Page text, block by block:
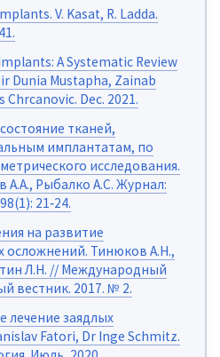
V. Kasat, R. Ladda.
A Systematic Review
Dunia Mustapha, Zainab
Dec. 2021.
тканей,
имплантатам, по
исследования.
А.А., Рыбалко А.С. Журнал:
21‑24.
на развитие
осложнений. Тинюков А.Н.,
Л.Н. // Международный
вестник. 2017. № 2.
лечение заядлых
Fatori, Dr Inge Schmitz.